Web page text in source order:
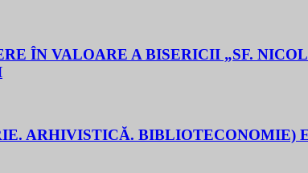
ÎN VALOARE A BISERICII „SF.
ARHIVISTICĂ. BIBLIOTECONOMIE)